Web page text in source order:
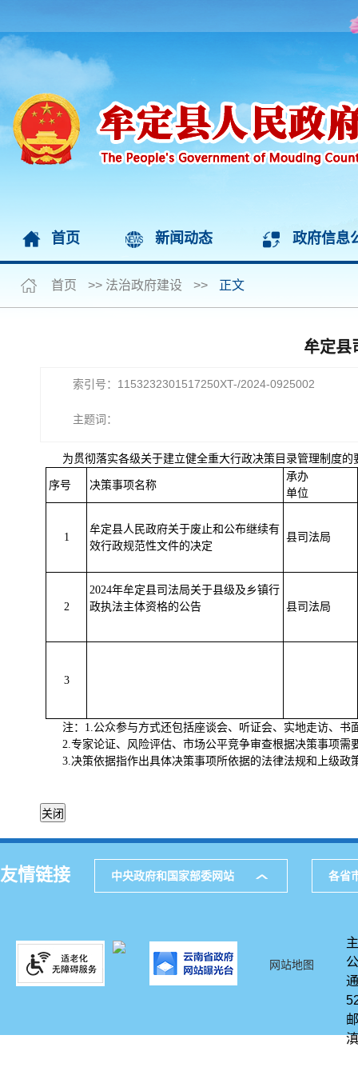
首页 新闻动态 政府信息
首页 >> 法治政府建设 >> 正文
牟定县
索引号：1153232301517250XT-/2024-0925002
主题词：
为贯彻落实各级关于建立健全重大行政决策目录管理制度的
序号 决策事项名称
承办
单位
1
牟定县人民政府关于废止和公布继续有
效行政规范性文件的决定
县司法局
2
2024年牟定县司法局关于县级及乡镇行
政执法主体资格的公告
县司法局
3
注： 1.公众参与方式还包括座谈会、听证会、实地走访、
2.专家论证、风险评估、市场公平竞争审查根据决策事项需
3.决策依据指作出具体决策事项所依据的法律法规和上级政
友情链接 中央政府和国家部委网站 各省
网站地图